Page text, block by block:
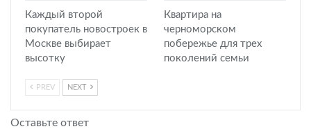
Каждый второй
покупатель новостроек в
Москве выбирает
высотку
Квартира на
черноморском
побережье для трех
поколений семьи
PREV NEXT
Оставьте ответ